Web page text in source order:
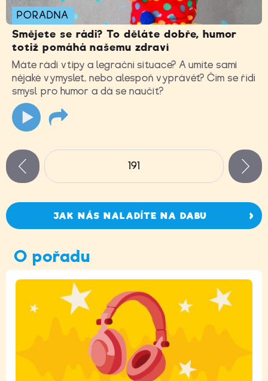
PORADNA
Smějete se rádi? To děláte dobře, humor
totiž pomáhá našemu zdraví
Máte rádi vtipy a legrační situace? A umíte sami
nějaké vymyslet, nebo alespoň vyprávět? Čím se řídí
smysl pro humor a dá se naučit?
Stránky
191
JAK NÁS NALADÍTE NA DABU
O pořadu